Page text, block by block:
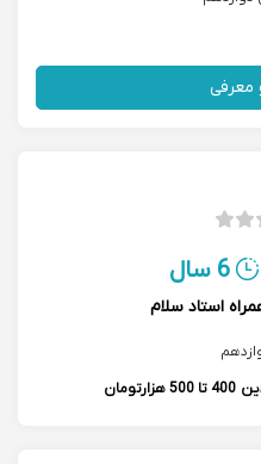
معرفی
6 سال
استاد سلام
400 تا 500 هزارتومان